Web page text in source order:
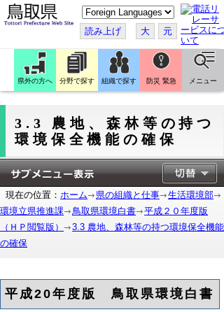
こ
の
ペ
ー
ジ
翻
訳
す
読み上げ 大 元
県外の方へ 分野で探す 組織で探す 防災 緊急 メニュー
3.3 農地、森林等の持つ
環境保全機能の確保
現在の位置： ホーム 県の組織と仕事
生活環境部
環境立県推進課
鳥取県環境白書
平成２０年度版
（ＨＰ閲覧版）
3.3 農地、森林等の持つ環境保全機能
の確保
平成20年度版 鳥取県環境白書